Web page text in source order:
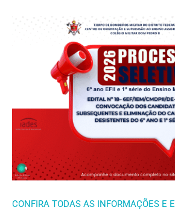
CONFIRA TODAS AS INFORMAÇÕES E